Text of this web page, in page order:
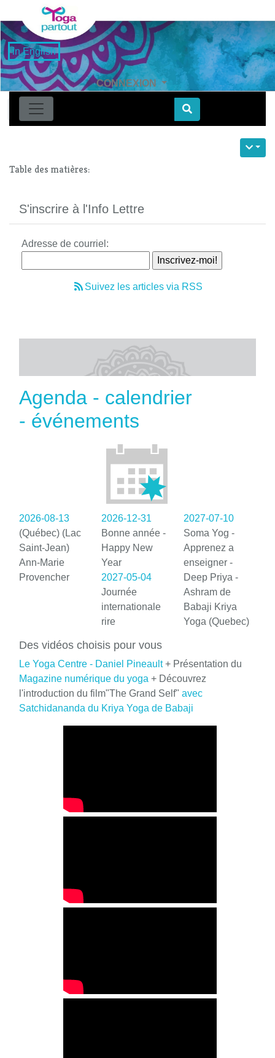
in English
CONNEXION
Find
Table des matières:
S'inscrire à l'Info Lettre
Adresse de courriel:
Suivez les articles via RSS
Agenda - calendrier
- événements
2026-08-13
(Québec) (Lac
Saint-Jean)
Ann-Marie
Provencher
2026-12-31
Bonne année -
Happy New
Year
2027-05-04
Journée
internationale
rire
2027-07-10
Soma Yog -
Apprenez a
enseigner -
Deep Priya -
Ashram de
Babaji Kriya
Yoga (Quebec)
Des vidéos choisis pour vous
Le Yoga Centre - Daniel Pineault+ Présentation du
Magazine numérique du yoga + Découvrez
l'introduction du film"The Grand Self" avec
Satchidananda du Kriya Yoga de Babaji